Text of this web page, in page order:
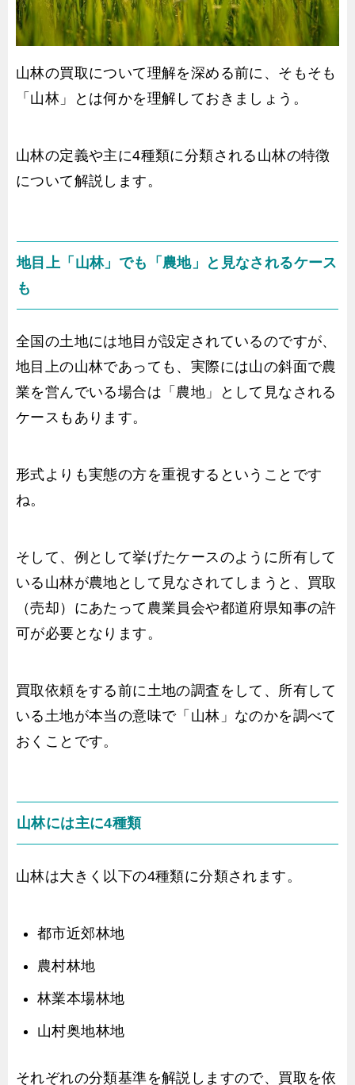
山林の買取について理解を深める前に、そもそも
「山林」とは何かを理解しておきましょう。
山林の定義や主に4種類に分類される山林の特徴
について解説します。
地目上「山林」でも「農地」と見なされるケース
も
全国の土地には地目が設定されているのですが、
地目上の山林であっても、実際には山の斜面で農
業を営んでいる場合は「農地」として見なされる
ケースもあります。
形式よりも実態の方を重視するということです
ね。
そして、例として挙げたケースのように所有して
いる山林が農地として見なされてしまうと、買取
（売却）にあたって農業員会や都道府県知事の許
可が必要となります。
買取依頼をする前に土地の調査をして、所有して
いる土地が本当の意味で「山林」なのかを調べて
おくことです。
山林には主に4種類
山林は大きく以下の4種類に分類されます。
都市近郊林地
農村林地
林業本場林地
山村奥地林地
それぞれの分類基準を解説しますので、買取を依